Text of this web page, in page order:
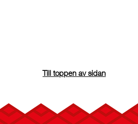
Till toppen av sidan